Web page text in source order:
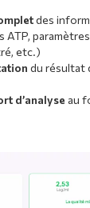
des
ATP,
etc.)
du résultat
d’analyse au